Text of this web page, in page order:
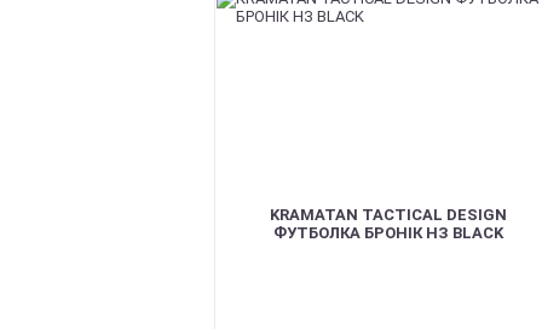
KRAMATAN TACTICAL DESIGN
ФУТБОЛКА БРОНІК НЗ BLACK